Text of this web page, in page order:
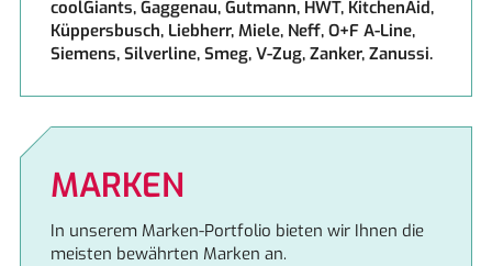
coolGiants, Gaggenau, Gutmann, HWT, KitchenAid,
Küppersbusch, Liebherr, Miele, Neff, O+F A-Line,
Siemens, Silverline, Smeg, V-Zug, Zanker, Zanussi.
MARKEN
In unserem Marken-Portfolio bieten wir Ihnen die
meisten bewährten Marken an.